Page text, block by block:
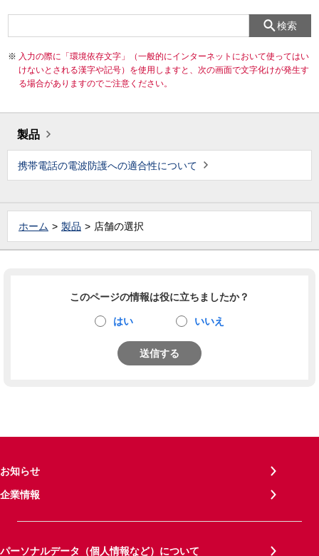
検索
入力の際に「環境依存文字」（一般的にインターネットにおいて使ってはい
けないとされる漢字や記号）を使用しますと、次の画面で文字化けが発生す
る場合がありますのでご注意ください。
製品
携帯電話の電波防護への適合性について
ホーム 製品 店舗の選択
このページの情報は役に立ちましたか？
はい いいえ
送信する
お知らせ
企業情報
パーソナルデータ（個人情報など）について